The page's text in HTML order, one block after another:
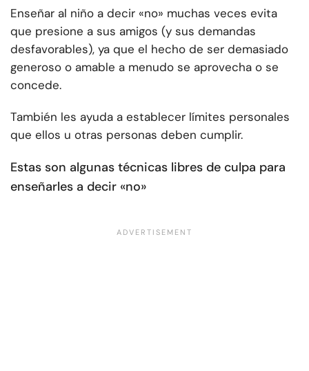
Enseñar al niño a decir «no» muchas veces evita
que presione a sus amigos (y sus demandas
desfavorables), ya que el hecho de ser demasiado
generoso o amable a menudo se aprovecha o se
concede.
También les ayuda a establecer límites personales
que ellos u otras personas deben cumplir.
Estas son algunas técnicas libres de culpa para
enseñarles a decir «no»